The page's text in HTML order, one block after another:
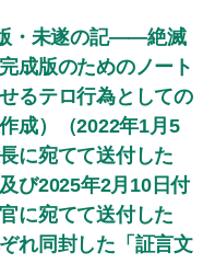
・未遂の記――絶滅
成版のためのノート
るテロ行為としての
成）（2022年1月5
に宛てて送付した
び2025年2月10日付
に宛てて送付した
れ同封した「証言文